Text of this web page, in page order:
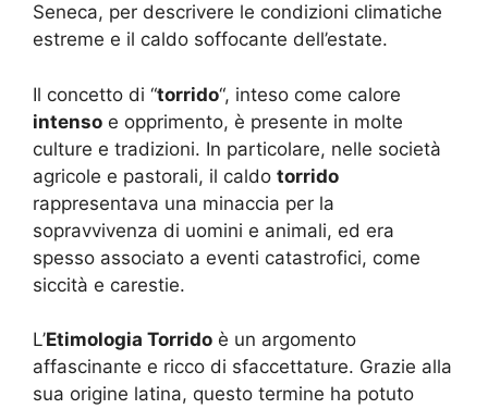
Seneca, per descrivere le condizioni climatiche
estreme e il caldo soffocante dell’estate.
Il concetto di “torrido“, inteso come calore
intenso e opprimento, è presente in molte
culture e tradizioni. In particolare, nelle società
agricole e pastorali, il caldo torrido
rappresentava una minaccia per la
sopravvivenza di uomini e animali, ed era
spesso associato a eventi catastrofici, come
siccità e carestie.
L’Etimologia Torrido è un argomento
affascinante e ricco di sfaccettature. Grazie alla
sua origine latina, questo termine ha potuto